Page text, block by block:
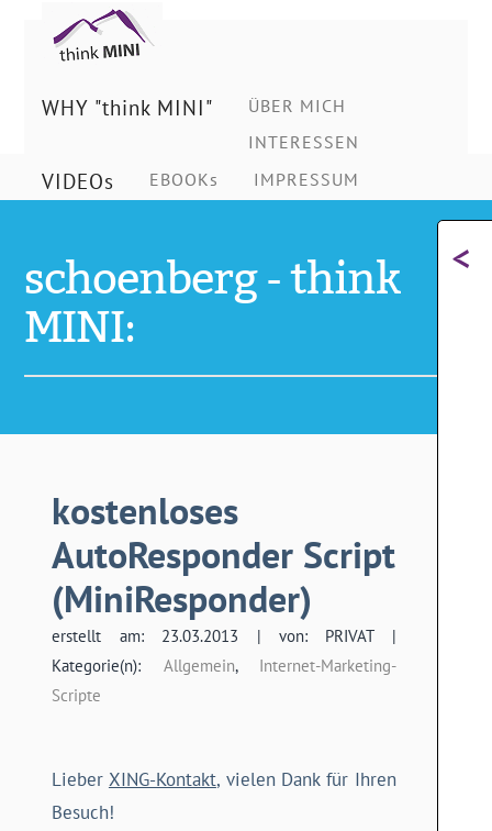
Ing.
Schönberg
Christian
WHY "think MINI"
ÜBER MICH
INTERESSEN
VIDEOs EBOOKs IMPRESSUM
schoenberg - think
MINI:
kostenloses
AutoResponder Script
(MiniResponder)
erstellt am: 23.03.2013 | von: PRIVAT |
Kategorie(n): Allgemein, Internet-Marketing-
Scripte
Lieber XING-Kontakt, vielen Dank für Ihren
Besuch!
<